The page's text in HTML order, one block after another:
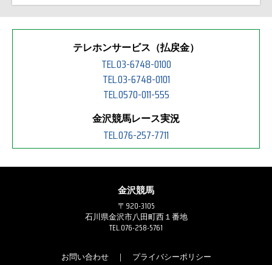
テレホンサービス（払戻金）
TEL.03-6748-0100
TEL.03-6748-0101
TEL.0570-011-555
金沢競馬レース実況
TEL.076-257-7711
金沢競馬
〒920-3105
石川県金沢市八田町西１番地
TEL.076-258-5761
お問い合わせ｜ プライバシーポリシー